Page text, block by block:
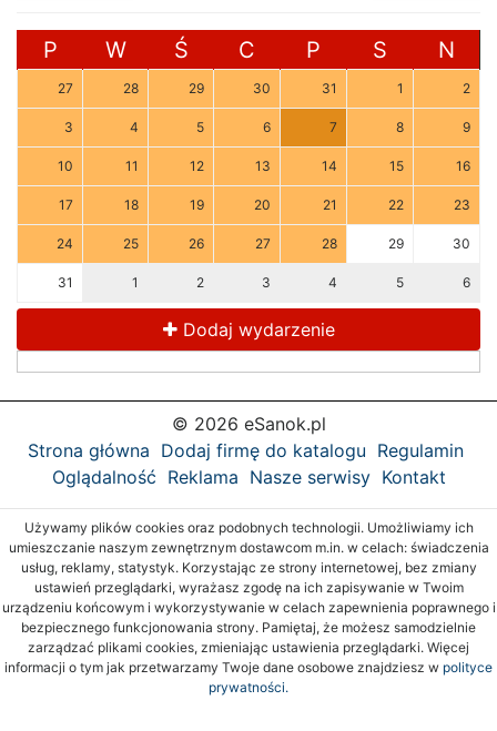
P W Ś C P S N
27 28 29 30 31 1 2
3 4 5 6 7 8 9
10 11 12 13 14 15 16
17 18 19 20 21 22 23
24 25 26 27 28 29 30
31 1 2 3 4 5 6
Dodaj wydarzenie
© 2026 eSanok.pl
Strona główna Dodaj firmę do katalogu Regulamin
Oglądalność Reklama Nasze serwisy Kontakt
Używamy plików cookies oraz podobnych technologii. Umożliwiamy ich
umieszczanie naszym zewnętrznym dostawcom m.in. w celach: świadczenia
usług, reklamy, statystyk. Korzystając ze strony internetowej, bez zmiany
ustawień przeglądarki, wyrażasz zgodę na ich zapisywanie w Twoim
urządzeniu końcowym i wykorzystywanie w celach zapewnienia poprawnego i
bezpiecznego funkcjonowania strony. Pamiętaj, że możesz samodzielnie
zarządzać plikami cookies, zmieniając ustawienia przeglądarki. Więcej
informacji o tym jak przetwarzamy Twoje dane osobowe znajdziesz w polityce
prywatności.